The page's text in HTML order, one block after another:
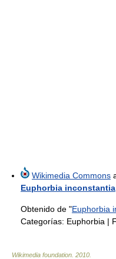
Wikimedia Commons
Euphorbia inconstantia
Obtenido de "Euphorbia
Categorías: Euphorbia |
Wikimedia foundation 2010